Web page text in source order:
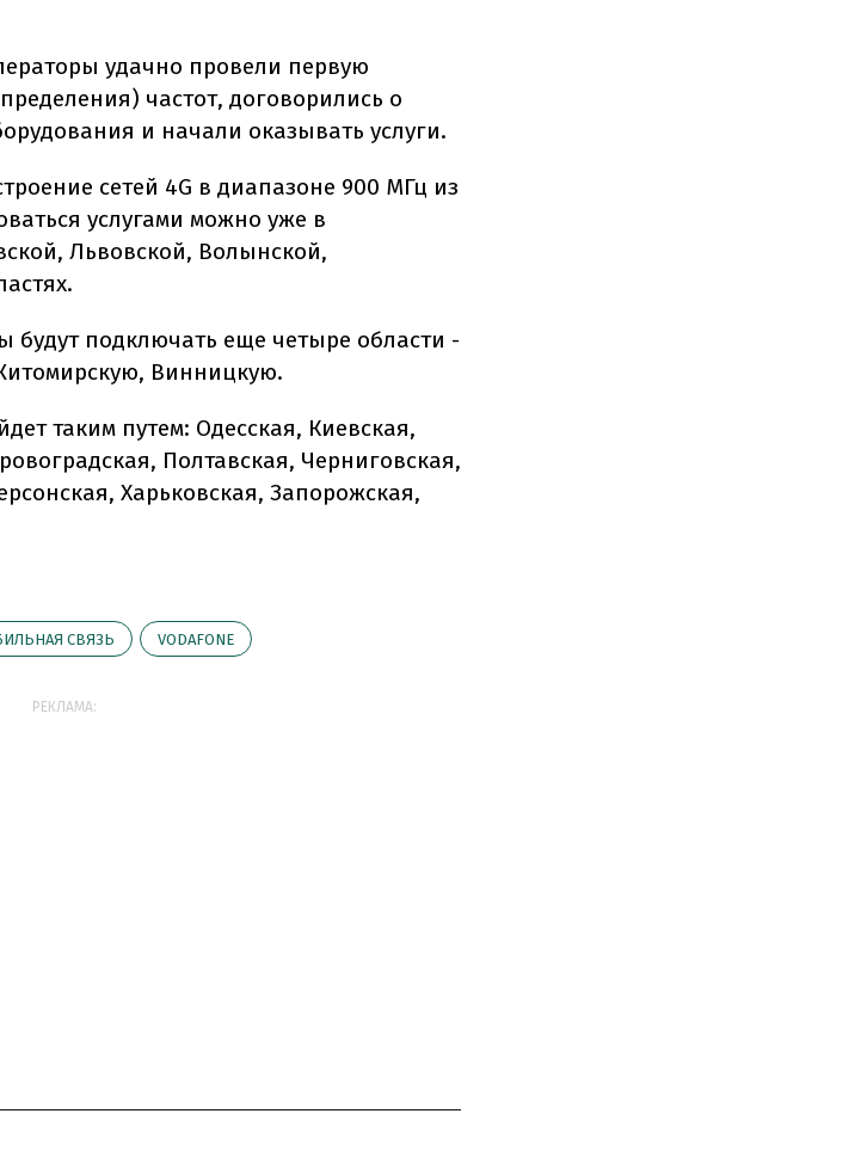
удачно провели первую
частот, договорились о
и начали оказывать услуги.
сетей 4G в диапазоне 900 МГц из
услугами можно уже в
Львовской, Волынской,
подключать еще четыре области -
Винницкую.
таким путем: Одесская, Киевская,
Полтавская, Черниговская,
Харьковская, Запорожская,
СВЯЗЬ VODAFONE
РЕКЛАМА: